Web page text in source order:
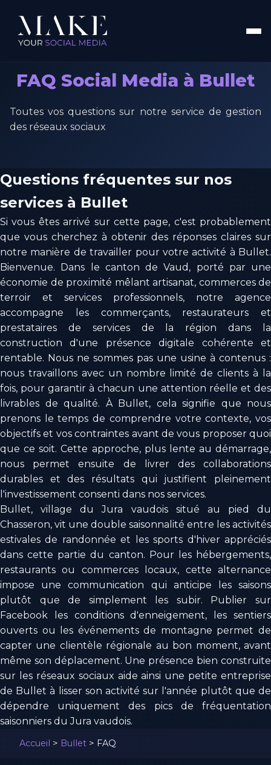
FAQ Social Media à Bullet
Toutes vos questions sur notre service de gestion
des réseaux sociaux
Questions fréquentes sur nos
services à Bullet
Si vous êtes arrivé sur cette page, c'est probablement
que vous cherchez à obtenir des réponses claires sur
notre manière de travailler pour votre activité à Bullet.
Bienvenue. Dans le canton de Vaud, porté par une
économie de proximité mêlant artisanat, commerces de
terroir et services professionnels, notre agence
accompagne les commerçants, restaurateurs et
prestataires de services de la région dans la
construction d'une présence digitale cohérente et
rentable. Nous ne sommes pas une usine à contenus :
nous travaillons avec un nombre limité de clients à la
fois, pour garantir à chacun une attention réelle et des
livrables de qualité. À Bullet, cela signifie que nous
prenons le temps de comprendre votre contexte, vos
objectifs et vos contraintes avant de vous proposer quoi
que ce soit. Cette approche, plus lente au démarrage,
nous permet ensuite de livrer des collaborations
durables et des résultats qui justifient pleinement
l'investissement consenti dans nos services.
Bullet, village du Jura vaudois situé au pied du
Chasseron, vit une double saisonnalité entre les activités
estivales de randonnée et les sports d'hiver appréciés
dans cette partie du canton. Pour les hébergements,
restaurants ou commerces locaux, cette alternance
impose une communication qui anticipe les saisons
plutôt que de simplement les subir. Publier sur
Facebook les conditions d'enneigement, les sentiers
ouverts ou les événements de montagne permet de
capter une clientèle régionale au bon moment, avant
même son déplacement. Une présence bien construite
sur les réseaux sociaux aide ainsi une petite entreprise
de Bullet à lisser son activité sur l'année plutôt que de
dépendre uniquement des pics de fréquentation
saisonniers du Jura vaudois.
Accueil > Bullet > FAQ